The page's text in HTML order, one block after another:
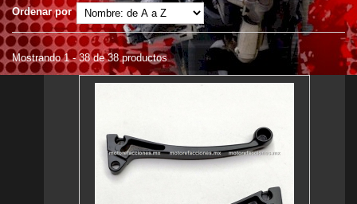
Ordenar por
Mostrando 1 - 38 de 38 productos